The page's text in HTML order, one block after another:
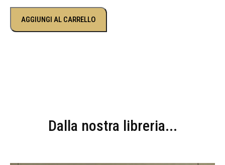
AGGIUNGI AL CARRELLO
Dalla nostra libreria...